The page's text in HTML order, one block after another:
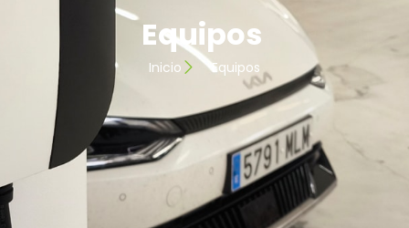
Equipos
Inicio Equipos